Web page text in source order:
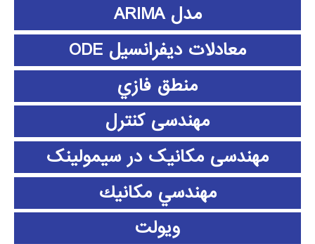
مدل ARIMA
معادلات دیفرانسیل ODE
منطق فازي
مهندسی کنترل
مهندسی مکانیک در سیمولینک
مهندسي مكانيك
ویولت